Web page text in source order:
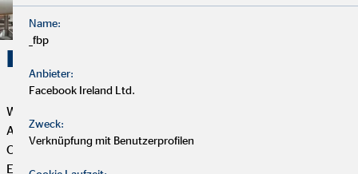
Karriere. Erfolg. OVB.
Wenn du Flexibilität, Selbstbestimmung und eine erfüllende
Aufgabe mit Sinn und Zweck suchst, dann ist die Tätigkeit als
OVB Finanzberater*in genau das Richtige für dich. Dein
Engagement bestimmt, wie weit du bei uns kommen kannst.
Name:
_fbp
Anbieter:
Facebook Ireland Ltd.
Zweck:
Verknüpfung mit Benutzerprofilen